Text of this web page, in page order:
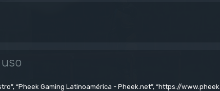
“Pheek Gaming Latinoamérica - Pheek.net”, “https://